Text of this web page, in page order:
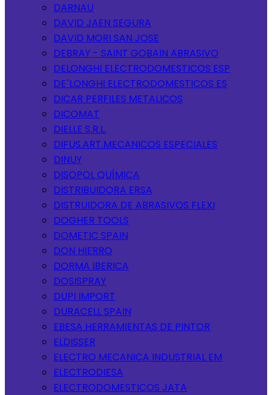
DARNAU
DAVID JAEN SEGURA
DAVID MORI SAN JOSE
DEBRAY - SAINT GOBAIN ABRASIVO
DELONGHI ELECTRODOMESTICOS ESP
DE´LONGHI ELECTRODOMESTICOS ES
DICAR PERFILES METALICOS
DICOMAT
DIELLE S.R.L.
DIFUS.ART.MECANICOS ESPECIALES
DINUY
DISOPOL QUÍMICA
DISTRIBUIDORA ERSA
DISTRUIDORA DE ABRASIVOS FLEXI
DOGHER TOOLS
DOMETIC SPAIN
DON HIERRO
DORMA IBERICA
DOSISPRAY
DUPI IMPORT
DURACELL SPAIN
EBESA HERRAMIENTAS DE PINTOR
ELDISSER
ELECTRO MECANICA INDUSTRIAL EM
ELECTRODIESA
ELECTRODOMESTICOS JATA